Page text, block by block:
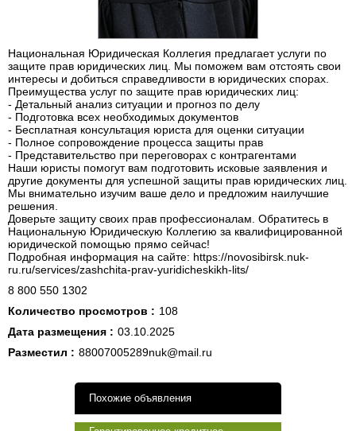
Национальная Юридическая Коллегия предлагает услуги по
защите прав юридических лиц. Мы поможем вам отстоять свои
интересы и добиться справедливости в юридических спорах.
Преимущества услуг по защите прав юридических лиц:
- Детальный анализ ситуации и прогноз по делу
- Подготовка всех необходимых документов
- Бесплатная консультация юриста для оценки ситуации
- Полное сопровождение процесса защиты прав
- Представительство при переговорах с контрагентами
Наши юристы помогут вам подготовить исковые заявления и
другие документы для успешной защиты прав юридических лиц.
Мы внимательно изучим ваше дело и предложим наилучшие
решения.
Доверьте защиту своих прав профессионалам. Обратитесь в
Национальную Юридическую Коллегию за квалифицированной
юридической помощью прямо сейчас!
Подробная информация на сайте: https://novosibirsk.nuk-
ru.ru/services/zashchita-prav-yuridicheskikh-lits/
8 800 550 1302
Количество просмотров : 108
Дата размещения : 03.10.2025
Разместил : 88007005289nuk@mail.ru
Похожие объявления